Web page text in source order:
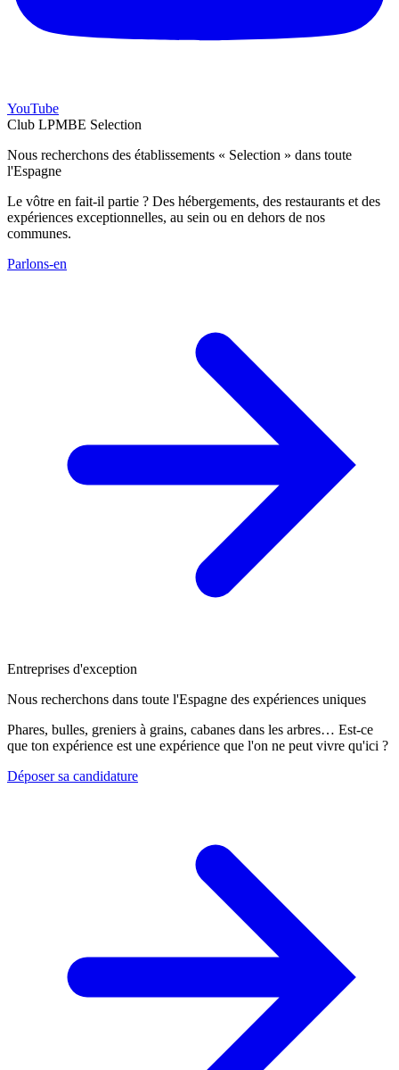
YouTube
Club LPMBE Selection
Nous recherchons des établissements « Selection » dans toute
l'Espagne
Le vôtre en fait-il partie ? Des hébergements, des restaurants et des
expériences exceptionnelles, au sein ou en dehors de nos
communes.
Parlons-en
Entreprises d'exception
Nous recherchons dans toute l'Espagne des expériences uniques
Phares, bulles, greniers à grains, cabanes dans les arbres… Est-ce
que ton expérience est une expérience que l'on ne peut vivre qu'ici ?
Déposer sa candidature